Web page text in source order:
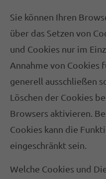
Sie können Ihren
über das Setzen von
und Cookies nur im
Annahme von Cookies
generell ausschließen
Löschen der Cookies
Browsers aktivieren.
Cookies kann die
eingeschränkt sein.
Welche Cookies und